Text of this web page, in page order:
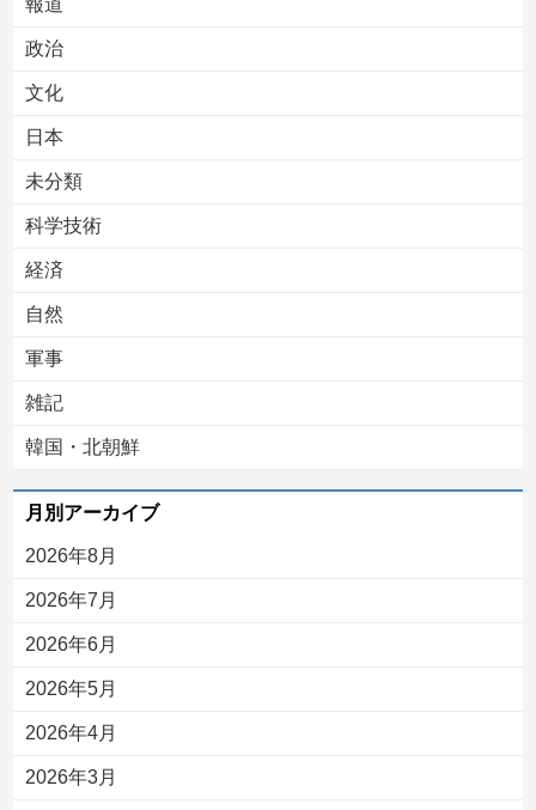
報道
政治
文化
日本
未分類
科学技術
経済
自然
軍事
雑記
韓国・北朝鮮
月別アーカイブ
2026年8月
2026年7月
2026年6月
2026年5月
2026年4月
2026年3月